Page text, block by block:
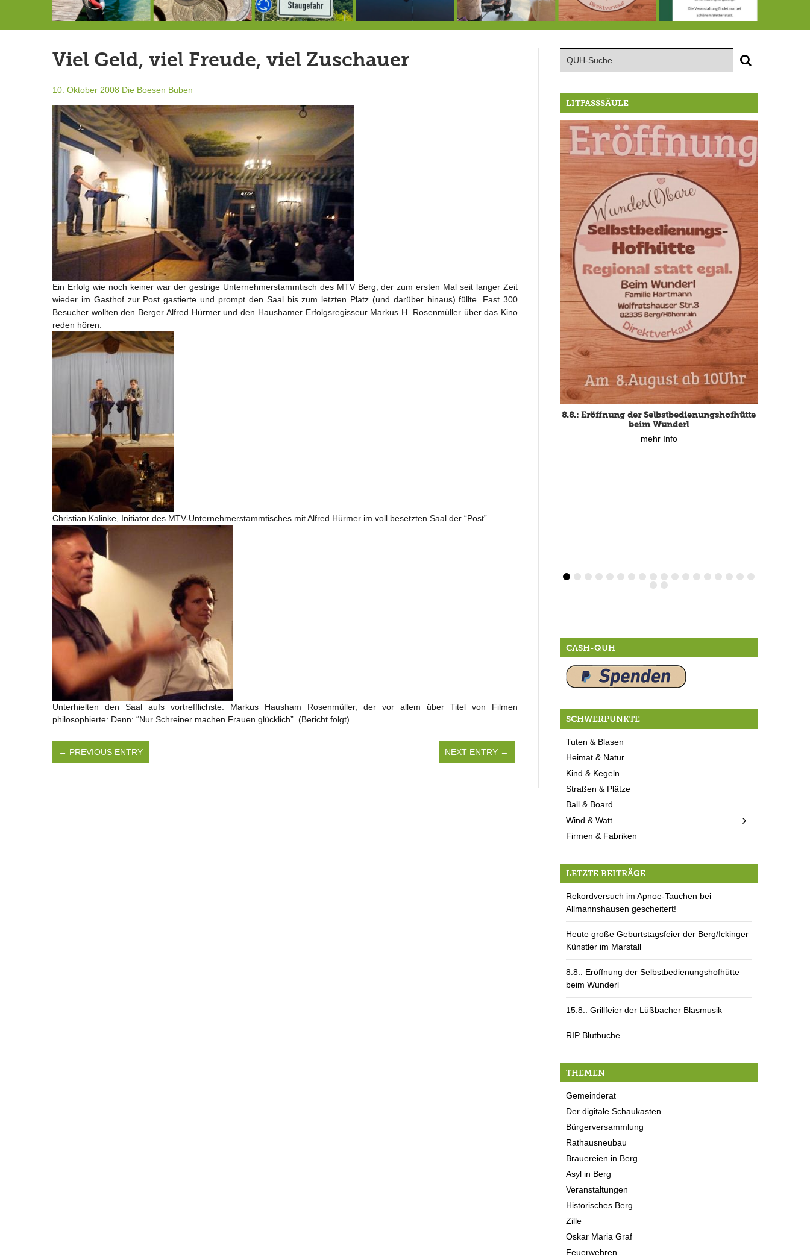
Viel Geld, viel Freude, viel Zuschauer
10. Oktober 2008 Die Boesen Buben
Ein Erfolg wie noch keiner war der gestrige Unternehmerstammtisch des MTV Berg, der zum ersten Mal seit langer Zeit
wieder im Gasthof zur Post gastierte und prompt den Saal bis zum letzten Platz (und darüber hinaus) füllte. Fast 300
Besucher wollten den Berger Alfred Hürmer und den Haushamer Erfolgsregisseur Markus H. Rosenmüller über das Kino
reden hören.
Christian Kalinke, Initiator des MTV-Unternehmerstammtisches mit Alfred Hürmer im voll besetzten Saal der “Post”.
Unterhielten den Saal aufs vortrefflichste: Markus Hausham Rosenmüller, der vor allem über Titel von Filmen
philosophierte: Denn: “Nur Schreiner machen Frauen glücklich”. (Bericht folgt)
← PREVIOUS ENTRY NEXT ENTRY →
LITFASSSÄULE
8.8.: Eröffnung der Selbstbedienungshofhütte
beim Wunderl
mehr Info
CASH-QUH
SCHWERPUNKTE
Tuten & Blasen
Heimat & Natur
Kind & Kegeln
Straßen & Plätze
Ball & Board
Wind & Watt
Firmen & Fabriken
LETZTE BEITRÄGE
Rekordversuch im Apnoe-Tauchen bei
Allmannshausen gescheitert!
Heute große Geburtstagsfeier der Berg/Ickinger
Künstler im Marstall
8.8.: Eröffnung der Selbstbedienungshofhütte
beim Wunderl
15.8.: Grillfeier der Lüßbacher Blasmusik
RIP Blutbuche
THEMEN
Gemeinderat
Der digitale Schaukasten
Bürgerversammlung
Rathausneubau
Brauereien in Berg
Asyl in Berg
Veranstaltungen
Historisches Berg
Zille
Oskar Maria Graf
Feuerwehren